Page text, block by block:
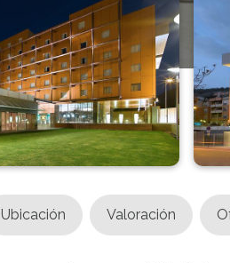
Ubicación Valoración